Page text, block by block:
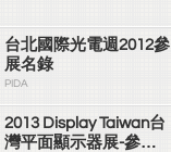
台北國際光電週2012參
展名錄
PIDA
2013 Display Taiwan台
灣平面顯示器展-參展